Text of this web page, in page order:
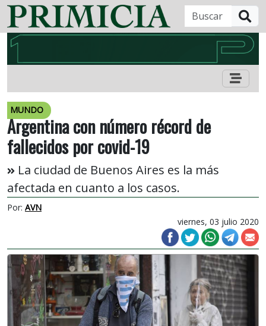
MUNDO
Argentina con número récord de
fallecidos por covid-19
La ciudad de Buenos Aires es la más
afectada en cuanto a los casos.
Por: AVN
viernes, 03 julio 2020